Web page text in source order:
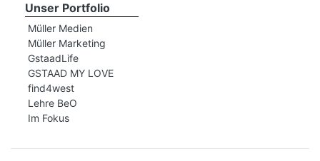
Unser Portfolio
Müller Medien
Müller Marketing
GstaadLife
GSTAAD MY LOVE
find4west
Lehre BeO
Im Fokus